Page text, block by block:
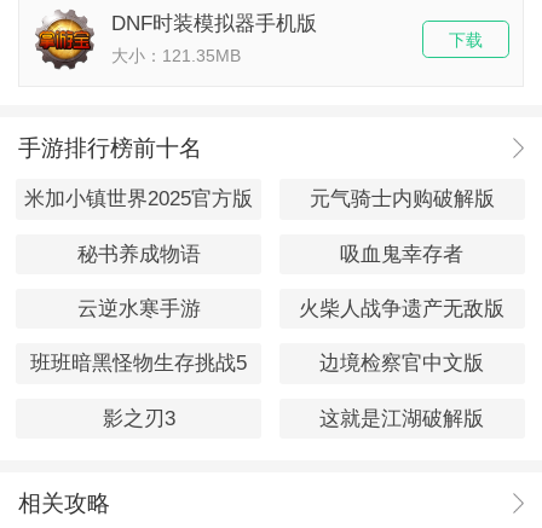
DNF时装模拟器手机版
大小：121.35MB
下载
手游排行榜前十名
米加小镇世界2025官方版 元气骑士内购破解版
秘书养成物语 吸血鬼幸存者
云逆水寒手游 火柴人战争遗产无敌版
班班暗黑怪物生存挑战5 边境检察官中文版
影之刃3 这就是江湖破解版
相关攻略